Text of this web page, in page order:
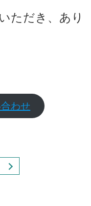
ただき、あり
わせ